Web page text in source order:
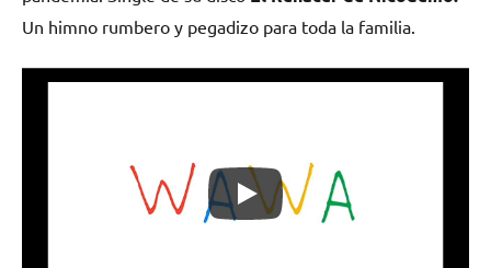
Un himno rumbero y pegadizo para toda la familia.